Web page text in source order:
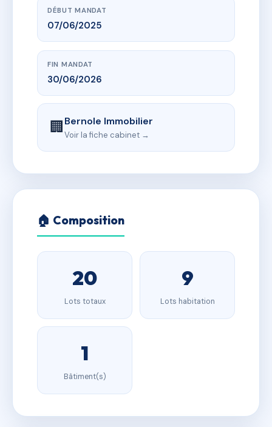
DÉBUT MANDAT
07/06/2025
FIN MANDAT
30/06/2026
🏢Bernole Immobilier
Voir la fiche cabinet →
🏠 Composition
20
Lots totaux
9
Lots habitation
1
Bâtiment(s)